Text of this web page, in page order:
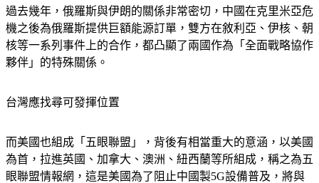
過去幾年，俄羅斯與伊朗的關係非常密切，中國在克里米亞危
機之後為俄羅斯提供巨額能源訂單，雙方在敘利亞、伊核、朝
核等一系列事件上的合作，都凸顯了兩國作為「全面戰略協作
而美國也組成「五眼聯盟」，背後有相當重大的意涵，以美國
為首，拉進英國、加拿大、澳洲、紐西蘭等所組成，稱之為五